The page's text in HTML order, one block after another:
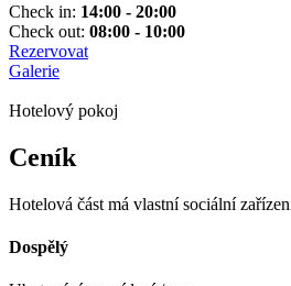
Check in: 14:00 - 20:00
Check out: 08:00 - 10:00
Rezervovat
Galerie
Hotelový pokoj
Ceník
Hotelová část má vlastní sociální
Dospělý